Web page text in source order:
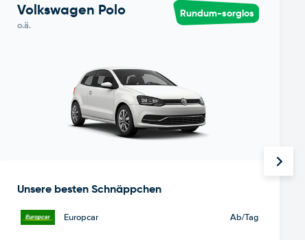
Volkswagen Polo
o.ä.
Rundum-sorglos
Unsere besten Schnäppchen
Europcar Ab/Tag